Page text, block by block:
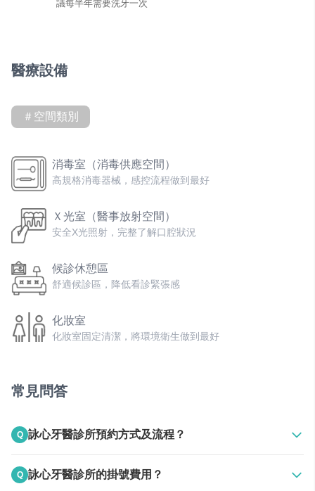
議每半年需要洗牙一次
醫療設備
＃空間類別
消毒室（消毒供應空間）
高規格消毒器械，感控流程做到最好
Ｘ光室（醫事放射空間）
安全X光照射，完整了解口腔狀況
候診休憩區
舒適候診區，降低看診緊張感
化妝室
化妝室固定清潔，將環境衛生做到最好
照顧患者隱私，獨立診間最放心
專屬諮詢室，安心了解療程細節
空氣清淨機
常見問答
Q 詠心牙醫診所預約方式及流程？
24HR線上預約
Q 詠心牙醫診所的掛號費用？